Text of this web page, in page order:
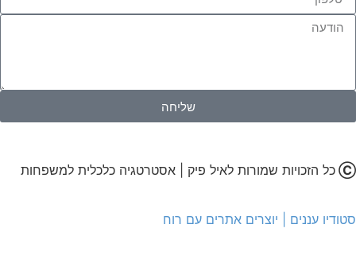
שליחה
Ⓒ כל הזכויות שמורות לאיל פיק | אסטרטגיה כלכלית למשפחות
סטודיו עננים | יוצרים אתרים עם רוח